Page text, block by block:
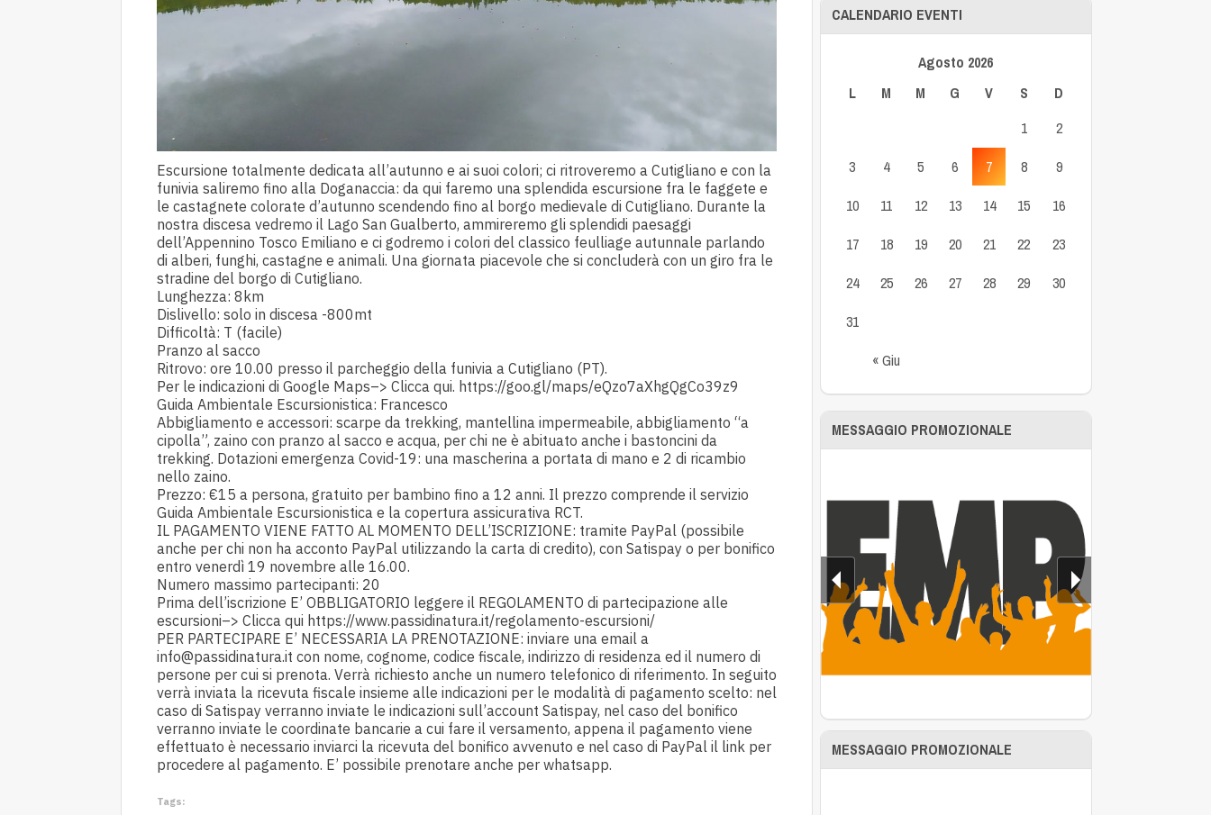
Escursione totalmente dedicata all’autunno e ai suoi colori; ci ritroveremo a Cutigliano e con la
funivia saliremo fino alla Doganaccia: da qui faremo una splendida escursione fra le faggete e
le castagnete colorate d’autunno scendendo fino al borgo medievale di Cutigliano. Durante la
nostra discesa vedremo il Lago San Gualberto, ammireremo gli splendidi paesaggi
dell’Appennino Tosco Emiliano e ci godremo i colori del classico feulliage autunnale parlando
di alberi, funghi, castagne e animali. Una giornata piacevole che si concluderà con un giro fra le
stradine del borgo di Cutigliano.
Lunghezza: 8km
Dislivello: solo in discesa -800mt
Difficoltà: T (facile)
Pranzo al sacco
Ritrovo: ore 10.00 presso il parcheggio della funivia a Cutigliano (PT).
Per le indicazioni di Google Maps–> Clicca qui. https://goo.gl/maps/eQzo7aXhgQgCo39z9
Guida Ambientale Escursionistica: Francesco
Abbigliamento e accessori: scarpe da trekking, mantellina impermeabile, abbigliamento “a
cipolla”, zaino con pranzo al sacco e acqua, per chi ne è abituato anche i bastoncini da
trekking. Dotazioni emergenza Covid-19: una mascherina a portata di mano e 2 di ricambio
nello zaino.
Prezzo: €15 a persona, gratuito per bambino fino a 12 anni. Il prezzo comprende il servizio
Guida Ambientale Escursionistica e la copertura assicurativa RCT.
IL PAGAMENTO VIENE FATTO AL MOMENTO DELL’ISCRIZIONE: tramite PayPal (possibile
anche per chi non ha acconto PayPal utilizzando la carta di credito), con Satispay o per bonifico
entro venerdì 19 novembre alle 16.00.
Numero massimo partecipanti: 20
Prima dell’iscrizione E’ OBBLIGATORIO leggere il REGOLAMENTO di partecipazione alle
escursioni–> Clicca qui https://www.passidinatura.it/regolamento-escursioni/
PER PARTECIPARE E’ NECESSARIA LA PRENOTAZIONE: inviare una email a
info@passidinatura.it con nome, cognome, codice fiscale, indirizzo di residenza ed il numero di
persone per cui si prenota. Verrà richiesto anche un numero telefonico di riferimento. In seguito
verrà inviata la ricevuta fiscale insieme alle indicazioni per le modalità di pagamento scelto: nel
caso di Satispay verranno inviate le indicazioni sull’account Satispay, nel caso del bonifico
verranno inviate le coordinate bancarie a cui fare il versamento, appena il pagamento viene
effettuato è necessario inviarci la ricevuta del bonifico avvenuto e nel caso di PayPal il link per
procedere al pagamento. E’ possibile prenotare anche per whatsapp.
Tags:
CALENDARIO EVENTI
Agosto 2026
L
M M G V S D
« Giu
1
2
3
4 5 6 7 8
9
10
11 12 13 14 15
16
17
18 19 20 21 22
23
24
25 26 27 28 29
30
31
MESSAGGIO PROMOZIONALE
MESSAGGIO PROMOZIONALE